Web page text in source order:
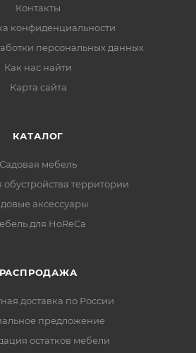
Контакты
конфиденциальности
персональных данных
Как нас найти
Карта сайта
КАТАЛОГ
Садовая мебель
обустройства территории
аксессуары
для HoReCa
РАСПРОДАЖА
доставка по России
предложение
остатков мебели